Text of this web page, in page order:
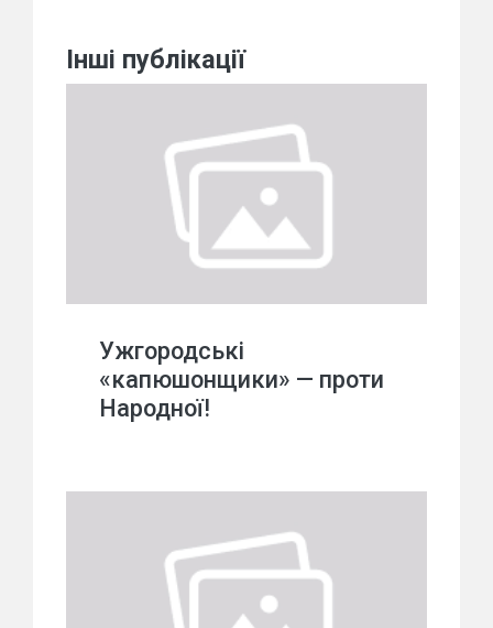
Інші публікації
Ужгородські
«капюшонщики» — проти
Народної!